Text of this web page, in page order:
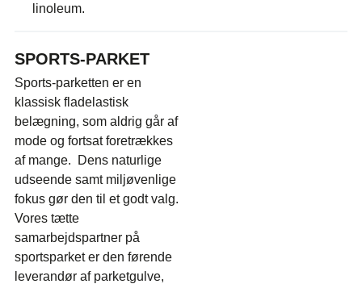
linoleum.
SPORTS-PARKET
Sports-parketten er en
klassisk fladelastisk
belægning, som aldrig går af
mode og fortsat foretrækkes
af mange. Dens naturlige
udseende samt miljøvenlige
fokus gør den til et godt valg.
Vores tætte
samarbejdspartner på
sportsparket er den førende
leverandør af parketgulve,